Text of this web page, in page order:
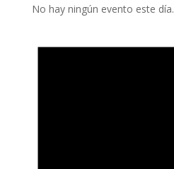
No hay ningún evento este día.